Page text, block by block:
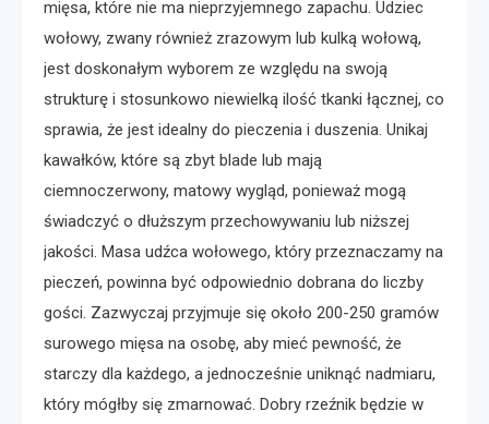
mięsa, które nie ma nieprzyjemnego zapachu. Udziec
wołowy, zwany również zrazowym lub kulką wołową,
jest doskonałym wyborem ze względu na swoją
strukturę i stosunkowo niewielką ilość tkanki łącznej, co
sprawia, że jest idealny do pieczenia i duszenia. Unikaj
kawałków, które są zbyt blade lub mają
ciemnoczerwony, matowy wygląd, ponieważ mogą
świadczyć o dłuższym przechowywaniu lub niższej
jakości. Masa udźca wołowego, który przeznaczamy na
pieczeń, powinna być odpowiednio dobrana do liczby
gości. Zazwyczaj przyjmuje się około 200-250 gramów
surowego mięsa na osobę, aby mieć pewność, że
starczy dla każdego, a jednocześnie uniknąć nadmiaru,
który mógłby się zmarnować. Dobry rzeźnik będzie w